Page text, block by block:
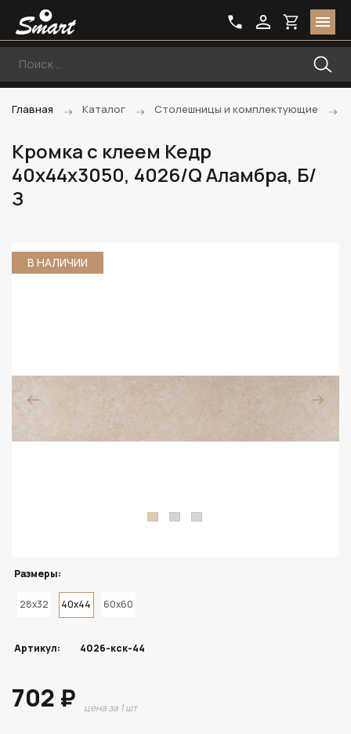
Главная Каталог Столешницы и комплектующие
Кромка с клеем Кедр
40х44х3050, 4026/Q Аламбра, Б/
З
В НАЛИЧИИ
Размеры:
28x32 40x44 60x60
Артикул: 4026-кск-44
702 ₽ цена за 1 шт